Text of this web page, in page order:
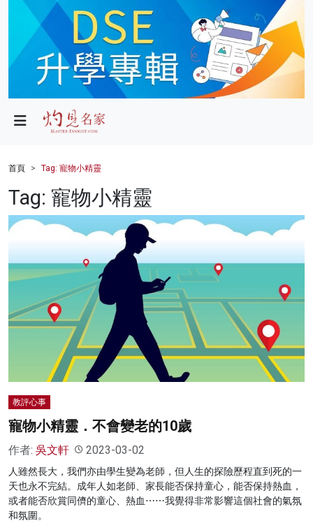
政局
財經
健康
科技
影片
名家榜
灼見活動
首頁 Tag: 寵物小精靈
Tag: 寵物小精靈
教評心事
寵物小精靈．不會變老的10歲
作者: 吳文軒 2023-03-02
人雖然長大，我們亦由學生變為老師，但人生的探險歷程直到死的一
天也永不完結。成年人如老師、家長能否保持童心，能否保持熱血，
或者能否欣賞同儕的童心、熱血⋯⋯我覺得非常影響這個社會的氣氛
和氛圍。